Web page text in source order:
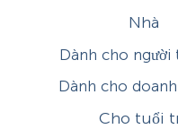
Nhà
Dành cho người
Dành cho
Cho tuổi